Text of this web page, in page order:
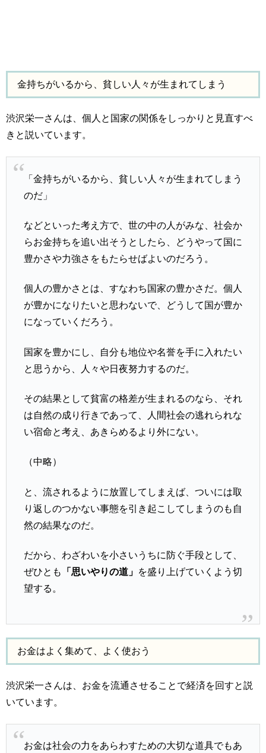
金持ちがいるから、貧しい人々が生まれてしまう
渋沢栄一さんは、個人と国家の関係をしっかりと見直すべ
きと説いています。
「金持ちがいるから、貧しい人々が生まれてしまう
のだ」
などといった考え方で、世の中の人がみな、社会か
らお金持ちを追い出そうとしたら、どうやって国に
豊かさや力強さをもたらせばよいのだろう。
個人の豊かさとは、すなわち国家の豊かさだ。個人
が豊かになりたいと思わないで、どうして国が豊か
になっていくだろう。
国家を豊かにし、自分も地位や名誉を手に入れたい
と思うから、人々や日夜努力するのだ。
その結果として貧富の格差が生まれるのなら、それ
は自然の成り行きであって、人間社会の逃れられな
い宿命と考え、あきらめるより外にない。
（中略）
と、流されるように放置してしまえば、ついには取
り返しのつかない事態を引き起こしてしまうのも自
然の結果なのだ。
だから、わざわいを小さいうちに防ぐ手段として、
ぜひとも
「思いやりの道」 を盛り上げていくよう切
望する。
お金はよく集めて、よく使おう
渋沢栄一さんは、お金を流通させることで経済を回すと説
いています。
お金は社会の力をあらわすための大切な道具でもあ